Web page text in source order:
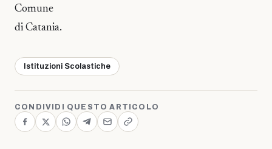
Comune
di Catania.
Istituzioni Scolastiche
CONDIVIDI QUESTO ARTICOLO